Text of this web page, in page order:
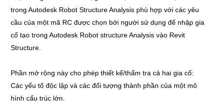
trong Autodesk Robot Structure Analysis phù hợp với các yêu
cầu của một mã RC được chọn bởi người sử dụng để nhập gia
cố tạo trong Autodesk Robot structure Analysis vào Revit
Structure.
Phần mở rộng này cho phép thiết kế/thẩm tra cả hai gia cố:
Các yếu tố độc lập và các đối tượng thành phần của một mô
hình cấu trúc lớn.